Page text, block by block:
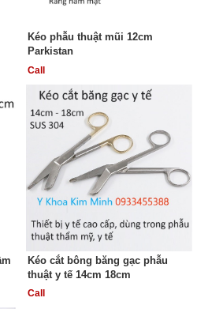
Kéo phẫu thuật mũi 12cm
Parkistan
Call
Kéo cắt bông băng gạc phẫu
thuật y tế 14cm 18cm
Call